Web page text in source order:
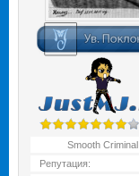
Smooth Criminal
Репутация: